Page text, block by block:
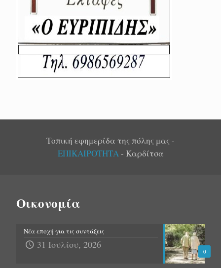
Τοπική εφημερίδα της πόλης μας -
ΕΠΙΚΑΙΡΟΤΗΤΑ- Καρδίτσα
Οικονομία
0
Νέα εποχή για τις συντάξεις
31 Ιουλίου, 2026